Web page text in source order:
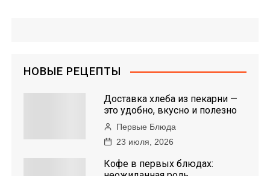
НОВЫЕ РЕЦЕПТЫ
Доставка хлеба из пекарни —
это удобно, вкусно и полезно
Первые Блюда
23 июля, 2026
Кофе в первых блюдах: